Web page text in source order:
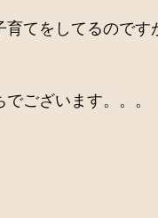
てをしてるのです
ございます。。。